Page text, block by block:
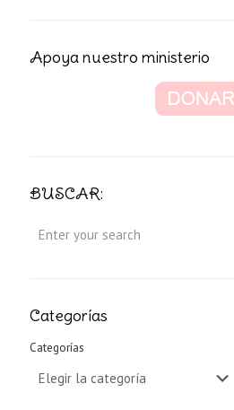
Apoya nuestro ministerio
BUSCAR:
Categorías
Categorías